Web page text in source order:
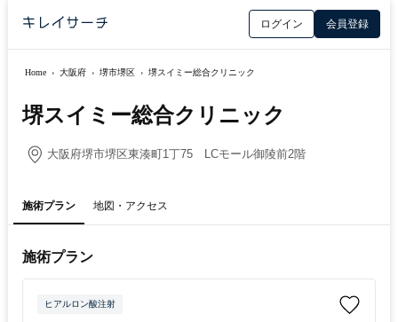
ログイン 会員登録
Home › 大阪府 › 堺市堺区 › 堺スイミー総合クリニック
堺スイミー総合クリニック
大阪府堺市堺区東湊町1丁75 LCモール御陵前2階
施術プラン 地図・アクセス
施術プラン
ヒアルロン酸注射